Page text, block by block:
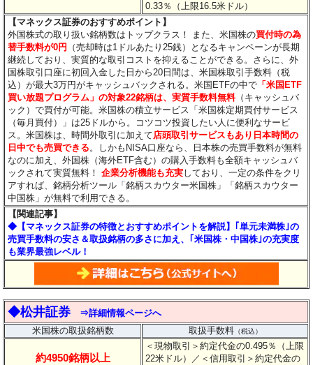
0.33％（上限16.5米ドル）
【マネックス証券のおすすめポイント】
外国株式の取り扱い銘柄数はトップクラス！ また、米国株の買付時の為
替手数料が0円
（売却時は1ドルあたり25銭）となるキャンペーンが長期
継続しており、実質的な取引コストを抑えることができる。さらに、外
国株取引口座に初回入金した日から20日間は、米国株取引手数料（税
込）が最大3万円がキャッシュバックされる。米国ETFの中で 「米国ETF
買い放題プログラム」の対象22銘柄は、実質手数料無料（キャッシュバ
ック）で買付が可能。米国株の積立サービス「米国株定期買付サービス
（毎月買付）」は25ドルから。コツコツ投資したい人に便利なサービ
ス。米国株は、時間外取引に加えて店頭取引サービスもあり日本時間の
日中でも売買できる。しかもNISA口座なら、日本株の売買手数料が無料
なのに加え、外国株（海外ETF含む）の購入手数料も全額キャッシュバ
ックされて実質無料！企業分析機能も充実しており、一定の条件をクリ
アすれば、銘柄分析ツール「銘柄スカウター米国株」「銘柄スカウター
中国株」が無料で利用できる。
【関連記事】
◆【マネックス証券の特徴とおすすめポイントを解説】｢単元未満株｣の
売買手数料の安さ＆取扱銘柄の多さに加え、｢米国株・中国株｣の充実度
も業界最強レベル！
◆松井証券
⇒詳細情報ページへ
米国株の取扱銘柄数
取扱手数料（税込）
約4950銘柄以上
＜現物取引＞約定代金の0.495％（上限
22米ドル）
／＜信用取引＞約定代金の